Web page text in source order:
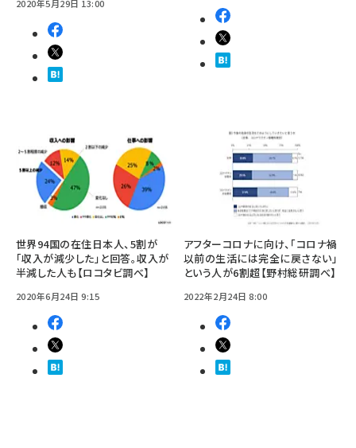
2020年5月29日 13:00
世界94国の在住日本人、5割が
「収入が減少した」と回答。収入が
半減した人も【ロコタビ調べ】
2020年6月24日 9:15
アフターコロナに向け、「コロナ禍
以前の生活には完全に戻さない」
という人が6割超【野村総研調べ】
2022年2月24日 8:00